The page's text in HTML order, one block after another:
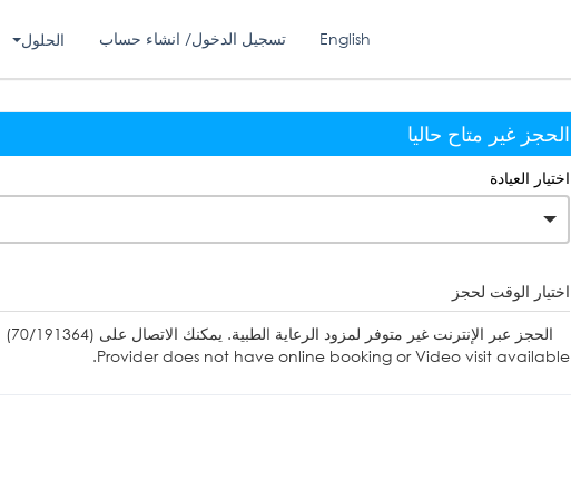
الحلول تسجيل الدخول/ انشاء حساب English
الحجز غير متاح حاليا
اختيار العيادة
اختيار الوقت لحجز
الحجز عبر الإنترنت غير متوفر لمزود الرعاية الطبية. يمكنك الاتصال على (70/191364) لتحديد موعد!
Provider does not have online booking or Video visit available.